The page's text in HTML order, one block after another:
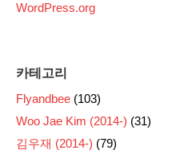
WordPress.org
카테고리
Flyandbee (103)
Woo Jae Kim (2014-) (31)
김우재 (2014-) (79)